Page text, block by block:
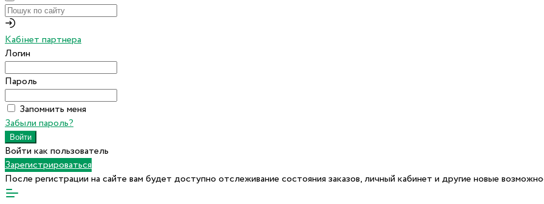
Кабінет партнера
Логин
Пароль
Запомнить меня
Забыли пароль?
Войти как пользователь
Зарегистрироваться
После регистрации на сайте вам будет доступно отслеживание состояния заказов, личный кабинет и другие новые